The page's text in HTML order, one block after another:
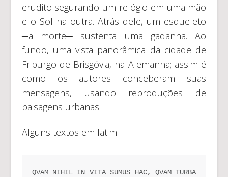
erudito segurando um relógio em uma mão
e o Sol na outra. Atrás dele, um esqueleto
─a morte─ sustenta uma gadanha. Ao
fundo, uma vista panorâmica da cidade de
Friburgo de Brisgóvia, na Alemanha; assim é
como os autores conceberam suas
mensagens, usando reproduções de
paisagens urbanas.
Alguns textos em latim:
QVAM NIHIL IN VITA SUMUS HAC, QVAM TURBA